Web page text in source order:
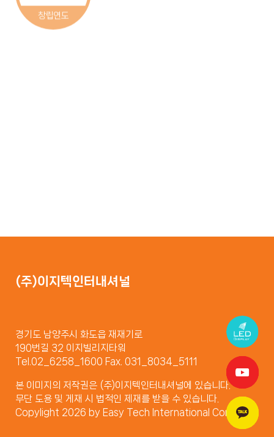
창립연도
(주)이지텍인터내셔널
경기도 남양주시 화도읍 재재기로
190번길 32 이지빌리지타워
Tel.02_6258_1600 Fax. 031_8034_5111
본 이미지의 저작권은 (주)이지텍인터내셔널에 있습니다.
무단 도용 및 게재 시 법적인 제재를 받을 수 있습니다.
Copylight 2026 by Easy Tech International Company